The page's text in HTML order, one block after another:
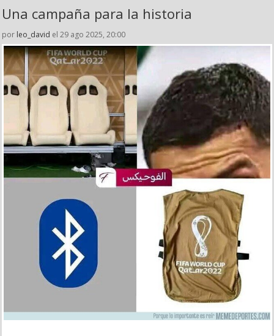
Una campaña para la historia
por leo_david el 29 ago 2025, 20:00